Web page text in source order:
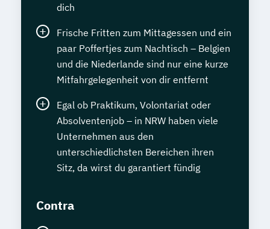
dich
Frische Fritten zum Mittagessen und ein
paar Poffertjes zum Nachtisch – Belgien
und die Niederlande sind nur eine kurze
Mitfahrgelegenheit von dir entfernt
Egal ob Praktikum, Volontariat oder
Absolventenjob – in NRW haben viele
Unternehmen aus den
unterschiedlichsten Bereichen ihren
Sitz, da wirst du garantiert fündig
Contra